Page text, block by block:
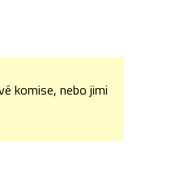
komise, nebo jimi